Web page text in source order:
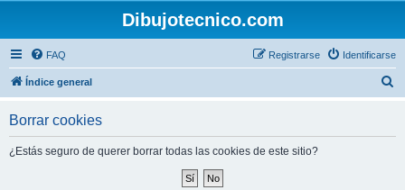
Dibujotecnico.com
FAQ Identificarse
Registrarse
Índice general
Borrar cookies
¿Estás seguro de querer borrar todas las cookies de este sitio?